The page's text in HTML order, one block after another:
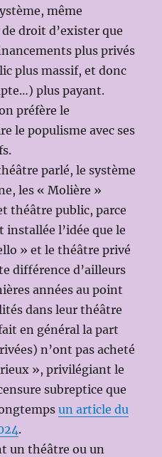
même
droit d’exister que
plus privés
plus massif, et donc
plus payant.
préfère le
le populisme avec ses
parlé, le système
les « Molière »
théâtre public, parce
installée l’idée que le
» et le théâtre privé
différence d’ailleurs
années au point
dans leur théâtre
en général la part
n’ont pas acheté
», privilégiant le
subreptice que
un article du
.
un théâtre ou un